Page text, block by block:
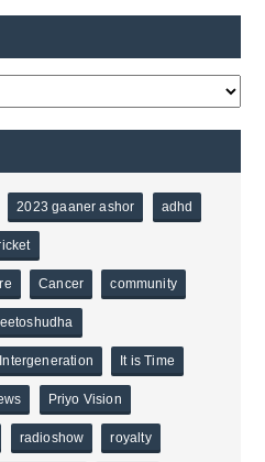
2023 gaaner ashor adhd
Cancer community
Intergeneration It is Time
Priyo Vision
radioshow royalty